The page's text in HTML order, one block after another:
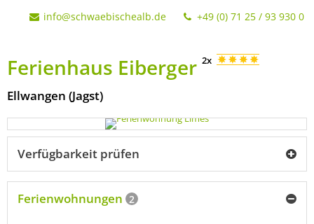
info@schwaebischealb.de +49 (0) 71 25 / 93 930 0
Ferienhaus Eiberger 2x
Ellwangen (Jagst)
Verfügbarkeit prüfen
Ferienwohnungen 2